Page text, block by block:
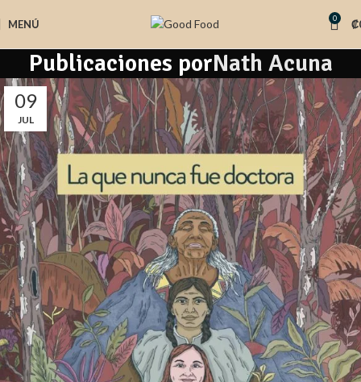
MENÚ 0 ₡
Publicaciones porNath Acuna
09
JUL